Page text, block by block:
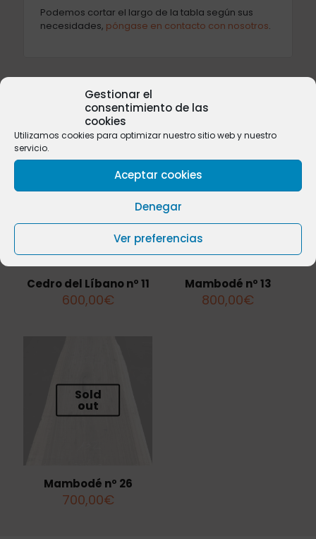
Gestionar el
consentimiento de las
cookies
Utilizamos cookies para optimizar nuestro sitio web y nuestro
servicio.
Aceptar cookies
Denegar
Ver preferencias
Podemos cortar el largo de la tabla según sus
necesidades, póngase en contacto con nosotros.
Productos relacionados
Sold
Cedro del Líbano nº 11
600,00€
Mambodé nº 13
800,00€
Sold
out
Mambodé nº 26
700,00€